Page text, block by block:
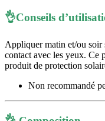
👌Conseils
Appliquer matin et/ou soir
contact avec les yeux.
produit de protection
Non recommandé